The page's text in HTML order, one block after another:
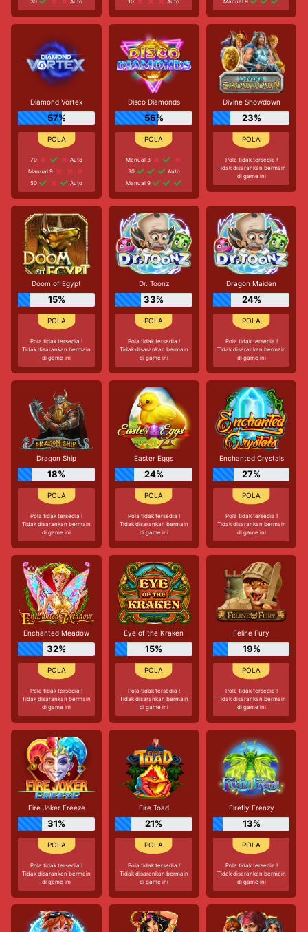
Diamond Vortex
57%
70
Auto
Manual 9
50
Auto
Disco Diamonds
56%
Manual 3
30
Auto
Manual 9
Divine Showdown
23%
Pola tidak tersedia !
Tidak disarankan bermain
di game ini
Doom of Egypt
15%
Pola tidak tersedia !
Tidak disarankan bermain
di game ini
Dr. Toonz
33%
Pola tidak tersedia !
Tidak disarankan bermain
di game ini
Dragon Maiden
24%
Pola tidak tersedia !
Tidak disarankan bermain
di game ini
Dragon Ship
18%
Pola tidak tersedia !
Tidak disarankan bermain
di game ini
Easter Eggs
24%
Pola tidak tersedia !
Tidak disarankan bermain
di game ini
Enchanted Crystals
27%
Pola tidak tersedia !
Tidak disarankan bermain
di game ini
Enchanted Meadow
32%
Pola tidak tersedia !
Tidak disarankan bermain
di game ini
Eye of the Kraken
15%
Pola tidak tersedia !
Tidak disarankan bermain
di game ini
Feline Fury
19%
Pola tidak tersedia !
Tidak disarankan bermain
di game ini
Fire Joker Freeze
31%
Pola tidak tersedia !
Tidak disarankan bermain
di game ini
Fire Toad
21%
Pola tidak tersedia !
Tidak disarankan bermain
di game ini
Firefly Frenzy
13%
Pola tidak tersedia !
Tidak disarankan bermain
di game ini